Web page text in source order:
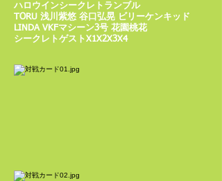
ハロウインシークレトランブル
TORU 浅川紫悠 谷口弘晃 ビリーケンキッド
LINDA VKFマシーン3号 花園桃花
シークレトゲストX1X2X3X4